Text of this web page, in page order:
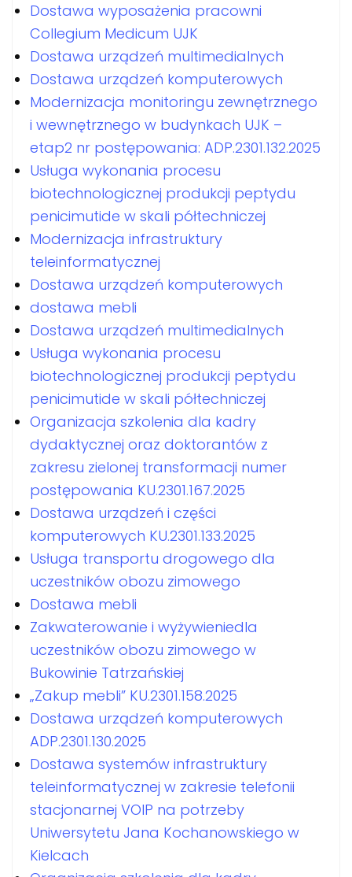
Dostawa wyposażenia pracowni
Collegium Medicum UJK
Dostawa urządzeń multimedialnych
Dostawa urządzeń komputerowych
Modernizacja monitoringu zewnętrznego
i wewnętrznego w budynkach UJK –
etap2 nr postępowania: ADP.2301.132.2025
Usługa wykonania procesu
biotechnologicznej produkcji peptydu
penicimutide w skali półtechniczej
Modernizacja infrastruktury
teleinformatycznej
Dostawa urządzeń komputerowych
dostawa mebli
Dostawa urządzeń multimedialnych
Usługa wykonania procesu
biotechnologicznej produkcji peptydu
penicimutide w skali półtechniczej
Organizacja szkolenia dla kadry
dydaktycznej oraz doktorantów z
zakresu zielonej transformacji numer
postępowania KU.2301.167.2025
Dostawa urządzeń i części
komputerowych KU.2301.133.2025
Usługa transportu drogowego dla
uczestników obozu zimowego
Dostawa mebli
Zakwaterowanie i wyżywieniedla
uczestników obozu zimowego w
Bukowinie Tatrzańskiej
„Zakup mebli” KU.2301.158.2025
Dostawa urządzeń komputerowych
ADP.2301.130.2025
Dostawa systemów infrastruktury
teleinformatycznej w zakresie telefonii
stacjonarnej VOIP na potrzeby
Uniwersytetu Jana Kochanowskiego w
Kielcach